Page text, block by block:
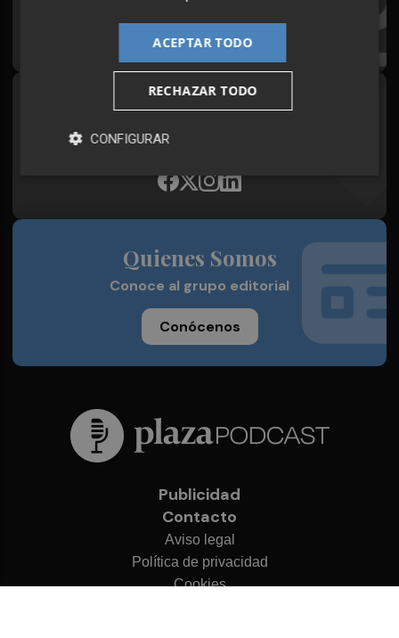
Síguenos en redes
Plaza Podcast, desde cualquier medio
Quienes Somos
Conoce al grupo editorial
Conócenos
Publicidad
Contacto
Aviso legal
Política de privacidad
Cookies
ACEPTAR TODO
RECHAZAR TODO
CONFIGURAR